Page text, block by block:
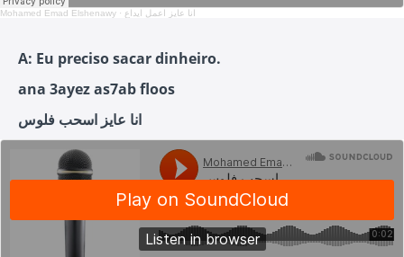
Mohamed Emad Elshenawy · انا عايز اعمل ايداع
A: Eu preciso sacar dinheiro.
ana 3ayez as7ab floos
انا عايز اسحب فلوس